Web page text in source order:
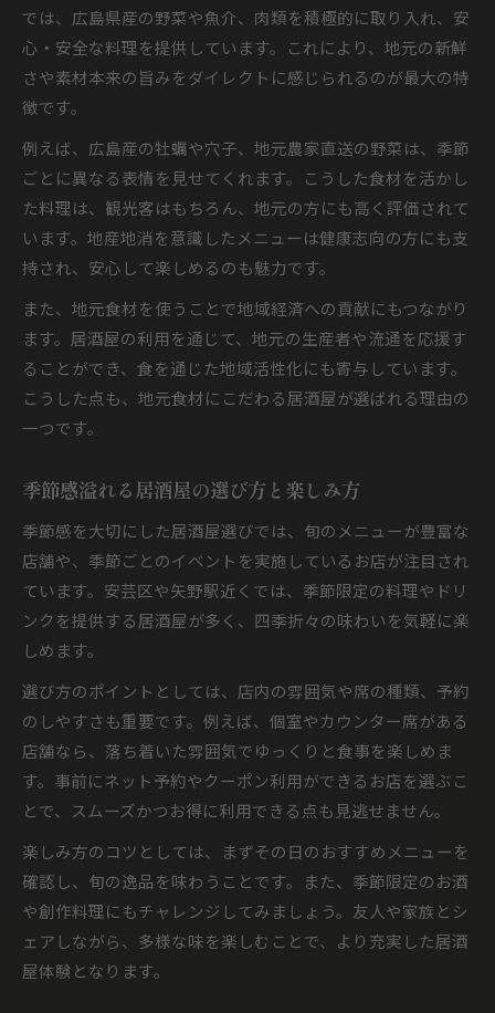
では、広島県産の野菜や魚介、肉類を積極的に取り入れ、安
心・安全な料理を提供しています。これにより、地元の新鮮
さや素材本来の旨みをダイレクトに感じられるのが最大の特
徴です。
例えば、広島産の牡蠣や穴子、地元農家直送の野菜は、季節
ごとに異なる表情を見せてくれます。こうした食材を活かし
た料理は、観光客はもちろん、地元の方にも高く評価されて
います。地産地消を意識したメニューは健康志向の方にも支
持され、安心して楽しめるのも魅力です。
また、地元食材を使うことで地域経済への貢献にもつながり
ます。居酒屋の利用を通じて、地元の生産者や流通を応援す
ることができ、食を通じた地域活性化にも寄与しています。
こうした点も、地元食材にこだわる居酒屋が選ばれる理由の
一つです。
季節感溢れる居酒屋の選び方と楽しみ方
季節感を大切にした居酒屋選びでは、旬のメニューが豊富な
店舗や、季節ごとのイベントを実施しているお店が注目され
ています。安芸区や矢野駅近くでは、季節限定の料理やドリ
ンクを提供する居酒屋が多く、四季折々の味わいを気軽に楽
しめます。
選び方のポイントとしては、店内の雰囲気や席の種類、予約
のしやすさも重要です。例えば、個室やカウンター席がある
店舗なら、落ち着いた雰囲気でゆっくりと食事を楽しめま
す。事前にネット予約やクーポン利用ができるお店を選ぶこ
とで、スムーズかつお得に利用できる点も見逃せません。
楽しみ方のコツとしては、まずその日のおすすめメニューを
確認し、旬の逸品を味わうことです。また、季節限定のお酒
や創作料理にもチャレンジしてみましょう。友人や家族とシ
ェアしながら、多様な味を楽しむことで、より充実した居酒
屋体験となります。